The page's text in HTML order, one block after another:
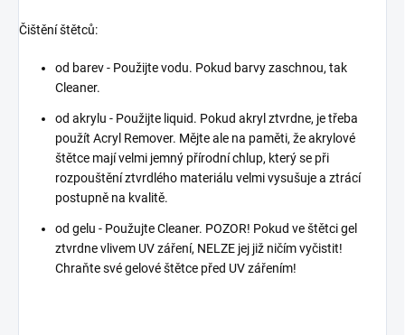
Čištění štětců:
od barev - Použijte vodu. Pokud barvy zaschnou, tak
Cleaner.
od akrylu - Použijte liquid. Pokud akryl ztvrdne, je třeba
použít Acryl Remover. Mějte ale na paměti, že akrylové
štětce mají velmi jemný přírodní chlup, který se při
rozpouštění ztvrdlého materiálu velmi vysušuje a ztrácí
postupně na kvalitě.
od gelu - Použujte Cleaner. POZOR! Pokud ve štětci gel
ztvrdne vlivem UV záření, NELZE jej již ničím vyčistit!
Chraňte své gelové štětce před UV zářením!